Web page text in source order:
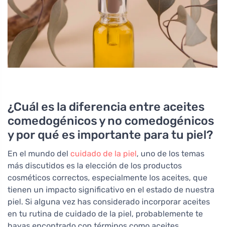
¿Cuál es la diferencia entre aceites
comedogénicos y no comedogénicos
y por qué es importante para tu piel?
En el mundo del cuidado de la piel, uno de los temas
más discutidos es la elección de los productos
cosméticos correctos, especialmente los aceites, que
tienen un impacto significativo en el estado de nuestra
piel. Si alguna vez has considerado incorporar aceites
en tu rutina de cuidado de la piel, probablemente te